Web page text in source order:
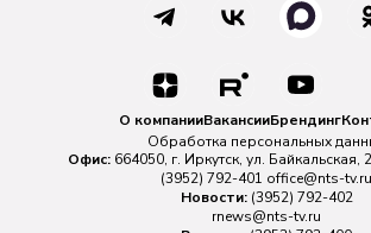
О компанииВакансииБрендинг
Обработка персональных
Офис: 664050, г. Иркутск, ул. Байкальская,
(3952) 792-401 office@nts-tv.ru
Новости: (3952) 792-402
rnews@nts-tv.ru